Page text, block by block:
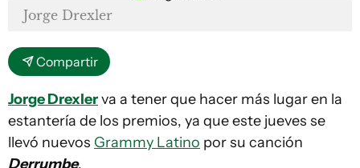
Jorge Drexler
Compartir
Jorge Drexlerva a tener que hacer más lugar en la
estantería de los premios, ya que este jueves se
llevó nuevos Grammy Latino por su canción
Derrumbe.